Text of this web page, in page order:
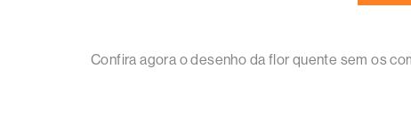
Confira agora o desenho da flor quente sem os